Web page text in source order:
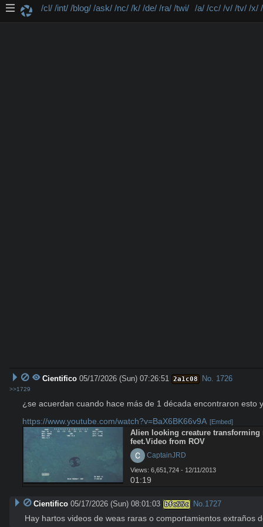
/cl/ /int/ /blog/ /ask/ /nc/ /k/ /de/ /ra/ /twi/ /a/ /cc/ /v/ /tv/ /x/
Cientifico 05/17/2026 (Sun) 07:26:51 2a1c08 No. 1726
>>1729
¿se acuerdan cuando hace más de 1 década encontraron esto
https://www.youtube.com/watch?v=BaX6BK66v9A [Embed]
Alien looking creature transforming
feet.Video from ROV
CaptainJRD
Views: 6,651,724 - 12/11/2013
01:19
Cientifico 05/17/2026 (Sun) 08:01:03 bfc55c No. 1727
Hay hartos videos de weas raras o comportamientos extraños